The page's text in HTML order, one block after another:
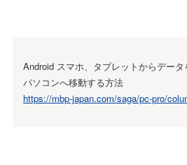
Android スマホ、タブレットからデー
パソコンへ移動する方法
https://mbp-japan.com/saga/pc-pro/